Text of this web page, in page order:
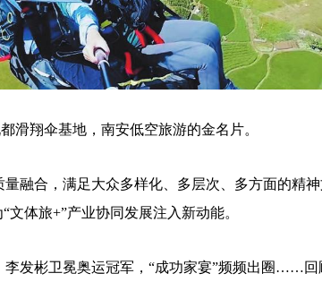
翔伞基地，南安低空旅游的金名片。
合，满足大众多样化、多层次、多方面的精神
文体旅+”产业协同发展注入新动能。
彬卫冕奥运冠军，“成功家宴”频频出圈……回